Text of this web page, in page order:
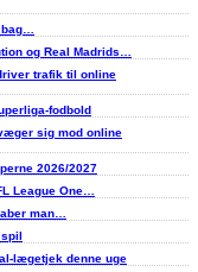
og Real Madrids…
trafik til online
fodbold
sig mod online
2026/2027
League One…
man…
lægetjek denne uge